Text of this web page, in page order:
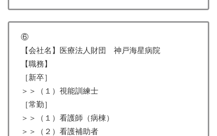
⑥
【会社名】医療法人財団 神戸海星病院
【職務】
［新卒］
＞＞（１）視能訓練士
［常勤］
＞＞（１）看護師（病棟）
＞＞（２）看護補助者